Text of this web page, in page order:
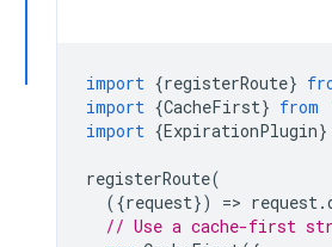
import {registerRoute}
import {CacheFirst} from
import {ExpirationPlugin}
registerRoute(
({request}) => request.
// Use a cache-first